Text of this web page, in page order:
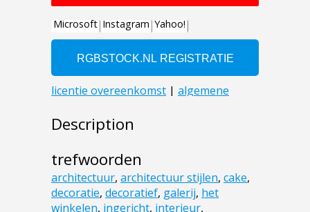
Description
trefwoorden
architectuur, architectuur stijlen, cake,
decoratie, decoratief, galerij, het
winkelen, ingericht, interieur,